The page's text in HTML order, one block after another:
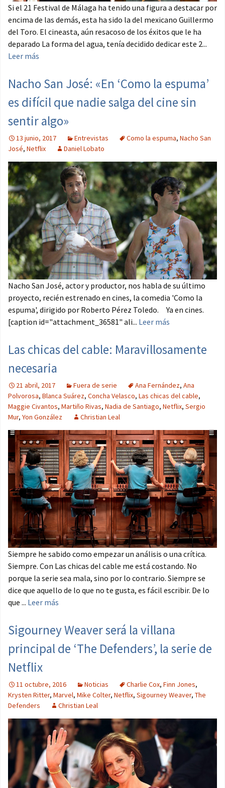
Si el 21 Festival de Málaga ha tenido una figura a destacar por
encima de las demás, esta ha sido la del mexicano Guillermo
del Toro. El cineasta, aún resacoso de los éxitos que le ha
deparado La forma del agua, tenía decidido dedicar este 2...
Leer más
Nacho San José: «En ‘Como la espuma’
es difícil que nadie salga del cine sin
sentir algo»
13 junio, 2017 Entrevistas Como la espuma, Nacho San
José, Netflix Daniel Lobato
Nacho San José, actor y productor, nos habla de su último
proyecto, recién estrenado en cines, la comedia 'Como la
espuma', dirigido por Roberto Pérez Toledo. Ya en cines.
[caption id="attachment_36581" ali... Leer más
Las chicas del cable: Maravillosamente
necesaria
21 abril, 2017 Fuera de serie Ana Fernández, Ana
Polvorosa, Blanca Suárez, Concha Velasco, Las chicas del cable,
Maggie Civantos, Martiño Rivas, Nadia de Santiago, Netflix, Sergio
Mur, Yon González Christian Leal
Siempre he sabido como empezar un análisis o una crítica.
Siempre. Con Las chicas del cable me está costando. No
porque la serie sea mala, sino por lo contrario. Siempre se
dice que aquello de lo que no te gusta, es fácil escribir. De lo
que ... Leer más
Sigourney Weaver será la villana
principal de ‘The Defenders’, la serie de
Netflix
11 octubre, 2016 Noticias Charlie Cox, Finn Jones,
Krysten Ritter, Marvel, Mike Colter, Netflix, Sigourney Weaver, The
Defenders
Christian Leal